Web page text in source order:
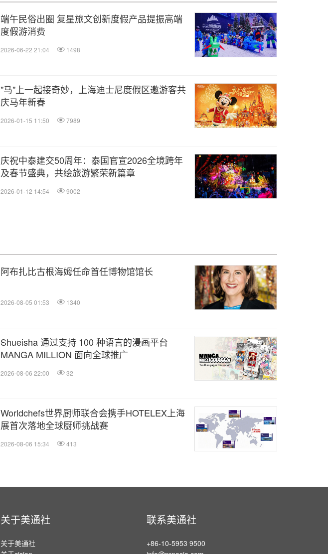
端午民俗出圈 复星旅文创新度假产品提振高端
度假游消费
2026-06-22 21:04 1498
"马"上一起接奇妙，上海迪士尼度假区邀游客共
庆马年新春
2026-01-15 11:50 7989
庆祝中泰建交50周年：泰国官宣2026全境跨年
及春节盛典，共绘旅游繁荣新篇章
2026-01-12 14:54 9002
阿布扎比古根海姆任命首任博物馆馆长
2026-08-05 01:53 1340
Shueisha 通过支持 100 种语言的漫画平台
MANGA MILLION 面向全球推广
2026-08-06 22:00 32
Worldchefs世界厨师联合会携手HOTELEX上海
展首次落地全球厨师挑战赛
2026-08-06 15:34 413
关于美通社
关于美通社
联系美通社
+86-10-5953 9500